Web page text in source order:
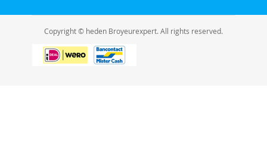
Copyright © heden Broyeurexpert. All rights reserved.